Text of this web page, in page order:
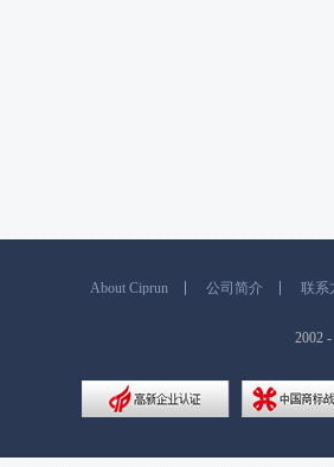
About Ciprun 公司简介 联系
2002